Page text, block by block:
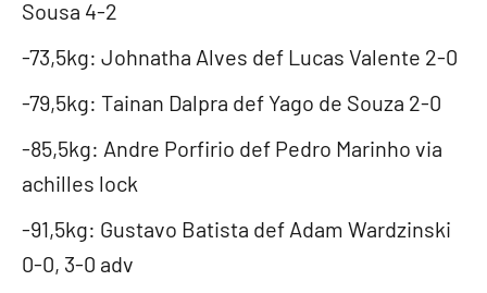
Sousa 4-2
-73,5kg: Johnatha Alves def Lucas Valente 2-0
-79,5kg: Tainan Dalpra def Yago de Souza 2-0
-85,5kg: Andre Porfirio def Pedro Marinho via
achilles lock
-91,5kg: Gustavo Batista def Adam Wardzinski
0-0, 3-0 adv